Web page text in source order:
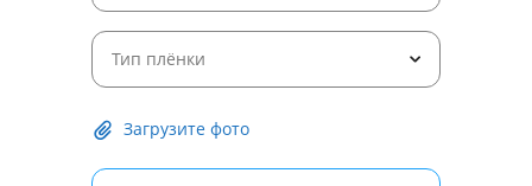
Тип плёнки
Загрузите фото